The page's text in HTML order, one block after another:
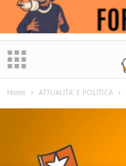
Home ATTUALITA' E POLITICA